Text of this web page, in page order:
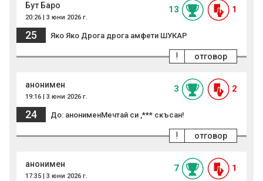
Бут Баро
20:26 | 3 юни 2026 г.
13 1
25 Яко Яко Дрога дрога амфети ШУКАР
отговор
!
анонимен
19:16 | 3 юни 2026 г.
3 2
24 До: анонименМечтай си ,*** скъсан!
отговор
!
анонимен
17:35 | 3 юни 2026 г.
7 1